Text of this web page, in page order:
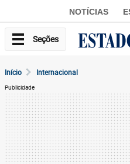
NOTÍCIAS
Seções
Início Internacional
Publicidade